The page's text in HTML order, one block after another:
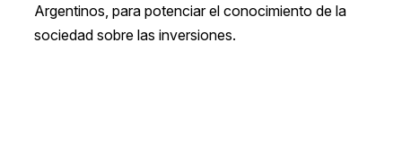
Argentinos, para potenciar el conocimiento de la
sociedad sobre las inversiones.